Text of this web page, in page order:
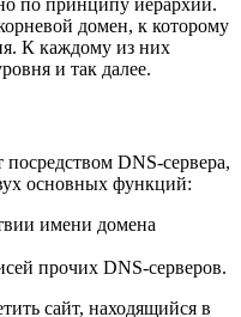
по принципу иерархии.
домен, к которому
К каждому из них
и так далее.
DNS-сервера,
основных функций:
имени домена
прочих DNS-серверов.
сайт, находящийся в